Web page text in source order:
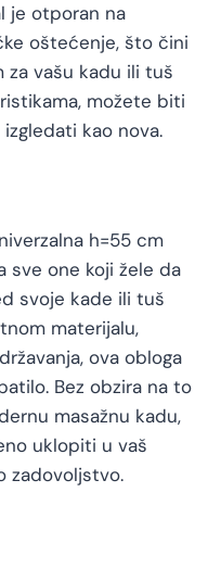
je otporan na
oštećenje, što čini
za vašu kadu ili tuš
možete biti
kao nova.
h=55 cm
sve one koji žele da
svoje kade ili tuš
materijalu,
ova obloga
Bez obzira na to
masažnu kadu,
uklopiti u vaš
zadovoljstvo.